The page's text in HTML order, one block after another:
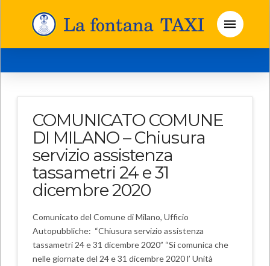
COMUNICATO COMUNE
DI MILANO – Chiusura
servizio assistenza
tassametri 24 e 31
dicembre 2020
Comunicato del Comune di Milano, Ufficio
Autopubbliche: “Chiusura servizio assistenza
tassametri 24 e 31 dicembre 2020” “Si comunica che
nelle giornate del 24 e 31 dicembre 2020 l’ Unità